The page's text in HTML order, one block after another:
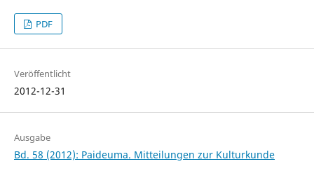
PDF
Veröffentlicht
2012-12-31
Ausgabe
Bd. 58 (2012): Paideuma. Mitteilungen zur Kulturkunde